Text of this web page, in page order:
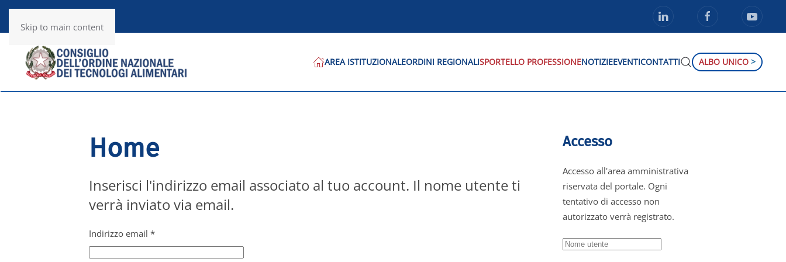
Skip to main content
AREA ISTITUZIONALEORDINI REGIONALISPORTELLO PROFESSIONENOTIZIEEVENTICONTATTI ALBO UNICO >
Home
Inserisci l'indirizzo email associato al tuo account. Il nome utente ti
verrà inviato via email.
Indirizzo email *
Accesso
Accesso all'area amministrativa
riservata del portale. Ogni
tentativo di accesso non
autorizzato verrà registrato.